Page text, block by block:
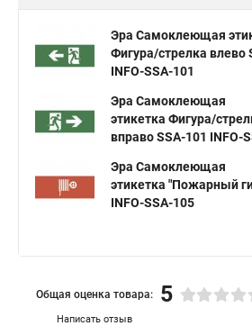
Эра Самоклеющая
Фигура/стрелка влево
INFO-SSA-101
Эра Самоклеющая
этикетка Фигура/
вправо SSA-101 INFO-
Эра Самоклеющая
этикетка "Пожарный
INFO-SSA-105
Написать отзыв
Общая оценка товара: 5